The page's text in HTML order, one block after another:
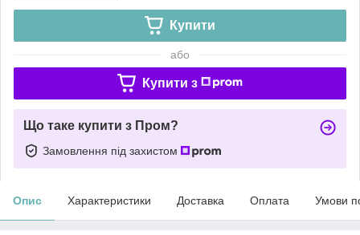
Купити
або
Купити з
Що таке купити з Пром?
Замовлення під захистом
Опис Характеристики Доставка Оплата Умови